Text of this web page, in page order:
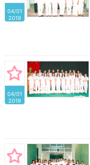
04/01
2019
04/01
2019